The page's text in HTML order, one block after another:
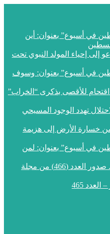
في أسبوع” بعنوان: أين
إلى إحياء المولد النبوي تحت
“فلسطين في أسبوع” بعنوان: وسوف
للأقصى بذكرى “الخراب”
تهدد الوجود المسيحي
خسارة الأرض إلى هزيمة
في أسبوع” بعنوان: لمن
أمميون على طريق القدس.. صدور العدد (466) من مجلة
465